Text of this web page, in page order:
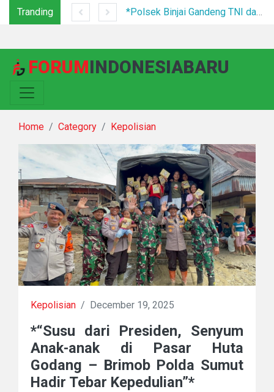
Tranding *Polsek Binjai Gandeng TNI dan Kepala Desa Grebek Sarang Narkoba*
FORUMINDONESIABARU
Home Category Kepolisian
Kepolisian / December 19, 2025
*“Susu dari Presiden, Senyum
Anak-anak di Pasar Huta
Godang – Brimob Polda Sumut
Hadir Tebar Kepedulian”*